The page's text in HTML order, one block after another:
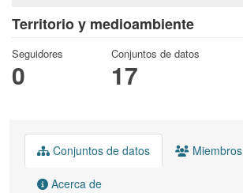
Territorio y medioambiente
Seguidores
0
Conjuntos de datos
17
Conjuntos de datos Miembros
Acerca de